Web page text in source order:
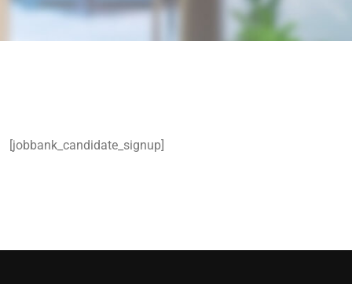
[jobbank_candidate_signup]